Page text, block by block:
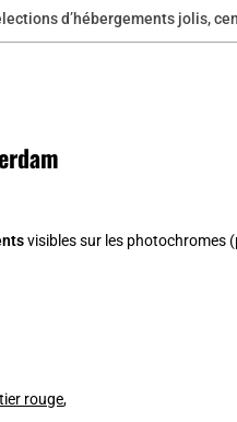
d’hébergements jolis,
visibles sur les photochromes
rouge,